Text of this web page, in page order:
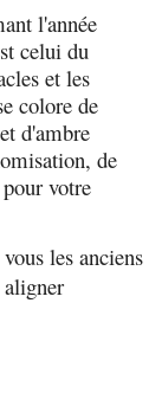
l'année
celui du
et les
colore de
d'ambre
de
votre
les anciens